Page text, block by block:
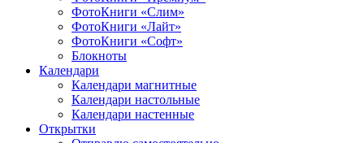
ФотоКниги «Слим»
ФотоКниги «Лайт»
ФотоКниги «Софт»
Блокноты
Календари
Календари магнитные
Календари настольные
Календари настенные
Открытки